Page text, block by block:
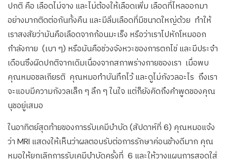
ปกติ คือ เลือดไม่จาง และไม่ต้องให้เลือดเพิ่ม เลือดที่ไหลออกมา
อย่างมากติดต่อกันทั้งคืน และมีลิ่มเลือดที่มีขนาดใหญ่ด้วย ทำให้
เราสงสัยว่ามันคือเลือดจากก้อนมะเร็ง หรือว่าเราไปหักโหมออก
กำลังกาย (เบา ๆ) หรือมันคือช่วงจังหวะของการตกไข่ และมีประจำ
เดือนซึงผิดปกติจากเดิมเนื่องจากสภาพร่างกายของเรา เมื่อพบ
คุณหมอชลเกียรติ คุณหมอทำบันทึกไว้ และดูไม่กังวลอะไร ถึงเรา
จะแอบมีความกังวลเล็ก ๆ ลึก ๆ ในใจ แต่ก็ยังคิดถึงคำพูดของคุณ
นุชอยู่เสมอ
ในอาทิตย์สุดท้ายของการรับเคมีบำบัด (สัปดาห์ที่ 6) คุณหมอแจ้ง
ว่า MRI แสดงให้เห็นว่าผลตอบรับต่อการรักษาค่อนข้างดีมาก คุณ
หมอให้ยกเลิกการรับเคมีบำบัดครั้งที่ 6 และให้วางแผนการสอดใส่